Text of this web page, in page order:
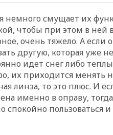
немного смущает их
чтобы при этом в ней
очень тяжело. А если
другую, которая уже
идет снег либо
их приходится менять
линза, то это плюс. И
именно в оправу,
спокойно пользоваться и